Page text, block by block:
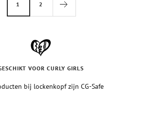
1 2
VOOR CURLY GIRLS
bij lockenkopf zijn CG-Safe